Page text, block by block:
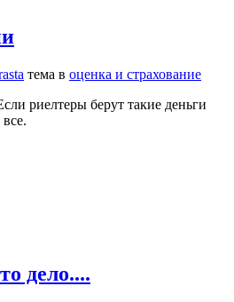
тема в оценка и страхование
риелтеры берут такие деньги
дело....